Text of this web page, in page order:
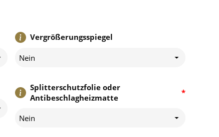
Vergrößerungsspiegel
Nein
*
Splitterschutzfolie oder
Antibeschlagheizmatte
Nein